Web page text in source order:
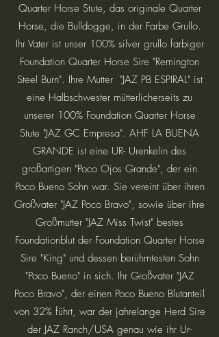
Quarter Horse Stute, das originale Quarter
Horse, die Bulldogge, in der Farbe Grullo.
Ihr Vater ist unser 100% silver grullo farbiger
Foundation Quarter Horse Sire "Remington
Steel Burn". Ihre Mutter "JAZ PB ESPIRAL" ist
eine Halbschwester mütterlicherseits zu
unserer 100% Foundation Quarter Horse
Stute "JAZ GC Empresa". AHF LA BUENA
GRANDE ist eine UR- Urenkelin des
großartigen "Poco Ojos Grande", der ein
Poco Bueno Sohn war. Sie vereint über ihren
Großvater "JAZ Poco Bravo", sowie über ihre
Großmutter "JAZ Miss Twist" bestes
Foundationblut der Foundation Quarter Horse
Sire "King" und dessen berühmtesten Sohn
"Poco Bueno" in sich. Ihr Großvater "JAZ
Poco Bravo", der einen Poco Bueno Blutanteil
von 32% führt, war der jahrelange Herd Sire
der JAZ Ranch/USA genau wie ihr Ur-